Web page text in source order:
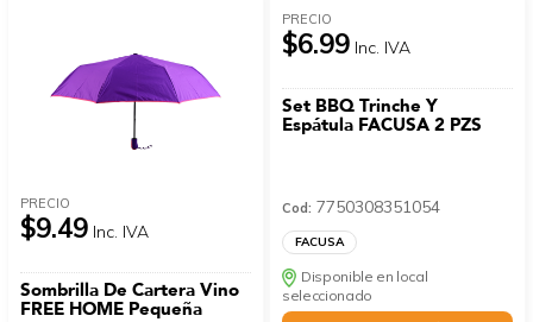
PRECIO
$9.49 Inc. IVA
Sombrilla De Cartera Vino
FREE HOME Pequeña
PRECIO
$6.99 Inc. IVA
Set BBQ Trinche Y
Espátula FACUSA 2 PZS
Cod: 7750308351054
FACUSA
Disponible en local
seleccionado